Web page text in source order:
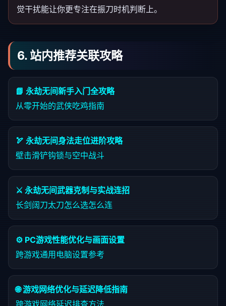
觉干扰能让你更专注在振刀时机判断上。
6. 站内推荐关联攻略
📗 永劫无间新手入门全攻略
从零开始的武侠吃鸡指南
🏹 永劫无间身法走位进阶攻略
壁击滑铲钩锁与空中战斗
⚔️ 永劫无间武器克制与实战连招
长剑阔刀太刀怎么选怎么连
⚙️ PC游戏性能优化与画面设置
跨游戏通用电脑设置参考
🌐 游戏网络优化与延迟降低指南
跨游戏网络延迟排查方法